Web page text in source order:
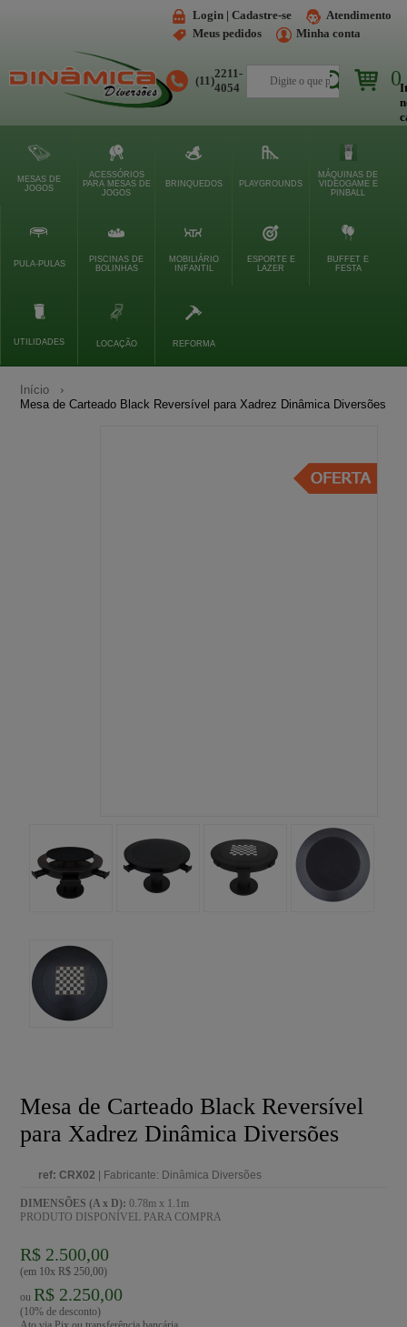
Login | Cadastre-se
Atendimento
Meus pedidos
Minha conta
(11)
2211-
4054
Buscar 0
MESAS DE
JOGOS
ACESSÓRIOS
PARA MESAS DE
JOGOS
BRINQUEDOS PLAYGROUNDS
MÁQUINAS DE
VIDEOGAME E
PINBALL
PULA-PULAS
PISCINAS DE
BOLINHAS
MOBILIÁRIO
INFANTIL
ESPORTE E
LAZER
BUFFET E
FESTA
UTILIDADES LOCAÇÃO REFORMA
Início
Mesa de Carteado Black Reversível para Xadrez Dinâmica Diversões
Mesa de Carteado Black Reversível
para Xadrez Dinâmica Diversões
ref: CRX02 | Fabricante: Dinâmica Diversões
DIMENSÕES (A x D): 0.78m x 1.1m
PRODUTO DISPONÍVEL PARA COMPRA
R$ 2.500,00
(em 10x R$ 250,00)
ou R$ 2.250,00
(10% de desconto)